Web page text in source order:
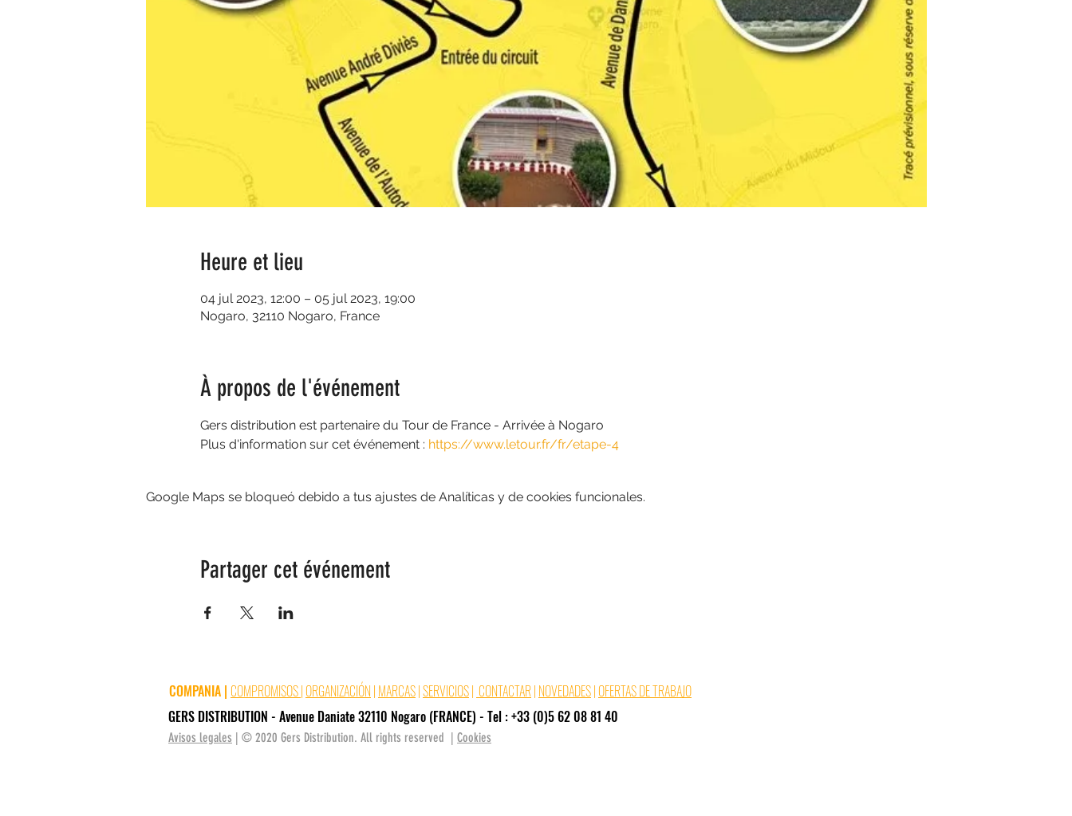
Heure et lieu
04 jul 2023, 12:00 – 05 jul 2023, 19:00
Nogaro, 32110 Nogaro, France
À propos de l'événement
Gers distribution est partenaire du Tour de France - Arrivée à Nogaro
Plus d'information sur cet événement : https://www.letour.fr/fr/etape-4
Google Maps se bloqueó debido a tus ajustes de Analíticas y de cookies funcionales.
Partager cet événement
COMPANIA | COMPROMISOS| ORGANIZACIÓN | MARCAS|SERVICIOS| CONTACTAR| NOVEDADES| OFERTAS DE TRABAJO
Avisos legales | © 2020 Gers Distribution. All rights reserved | Cookies
GERS DISTRIBUTION - Avenue Daniate 32110 Nogaro (FRANCE) - Tel : +33 (0)5 62 08 81 40